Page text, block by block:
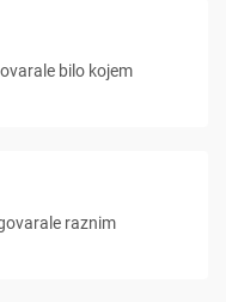
bilo kojem
raznim